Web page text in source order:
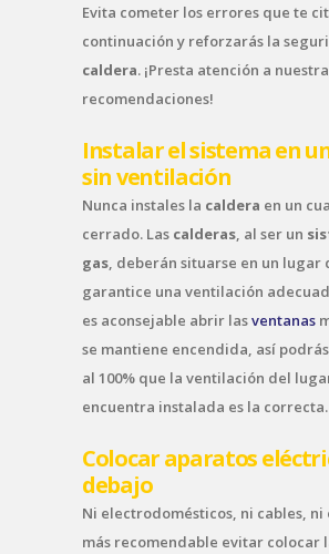
Evita cometer los errores que te
continuación y reforzarás la
caldera. ¡Presta atención a
recomendaciones!
Instalar el sistema en
sin ventilación
Nunca instales la caldera en un
cerrado. Las calderas , al ser un
gas , deberán situarse en un lugar
garantice una ventilación
es aconsejable abrir lasventanas
se mantiene encendida, así
al 100% que la ventilación del
encuentra instalada es la correcta.
Colocar aparatos
debajo
Ni electrodomésticos, ni cables, ni
más recomendable evitar colocar